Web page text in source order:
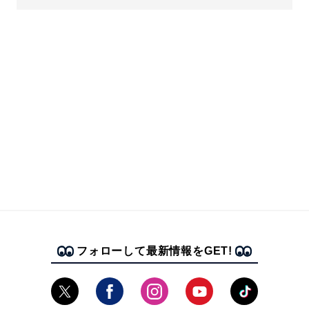
フォローして最新情報をGET!